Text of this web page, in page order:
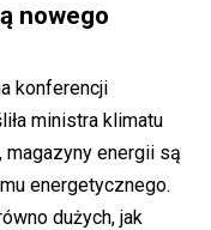
nowego
konferencji
ministra klimatu
magazyny energii są
energetycznego.
dużych, jak